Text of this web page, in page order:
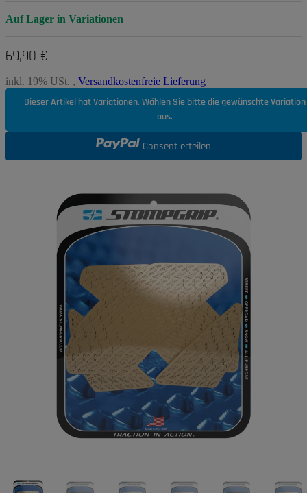
Auf Lager in Variationen
69,90 €
inkl. 19% USt. , Versandkostenfreie Lieferung
Dieser Artikel hat Variationen. Wählen Sie bitte die gewünschte Variation
aus.
Consent erteilen